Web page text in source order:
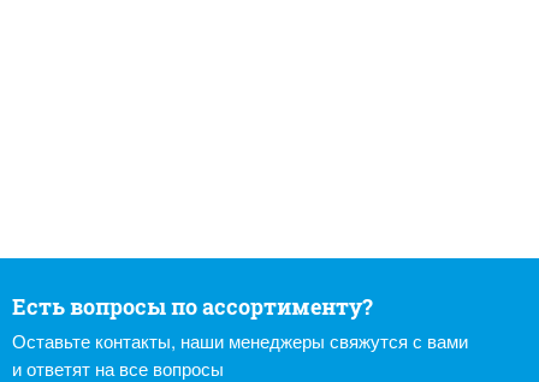
Есть вопросы по ассортименту?
Оставьте контакты, наши менеджеры свяжутся с вами
и ответят на все вопросы